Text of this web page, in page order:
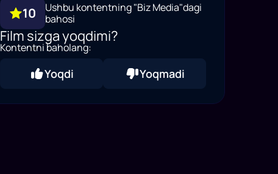
10
Ushbu kontentning "Biz Media"dagi
bahosi
Film sizga yoqdimi?
Kontentni baholang:
Yoqdi Yoqmadi